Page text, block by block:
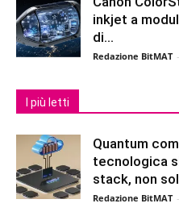
inkjet a
di...
Redazione BitMAT -
I più letti
Quantum
tecnologica
stack, non
Redazione BitMAT -